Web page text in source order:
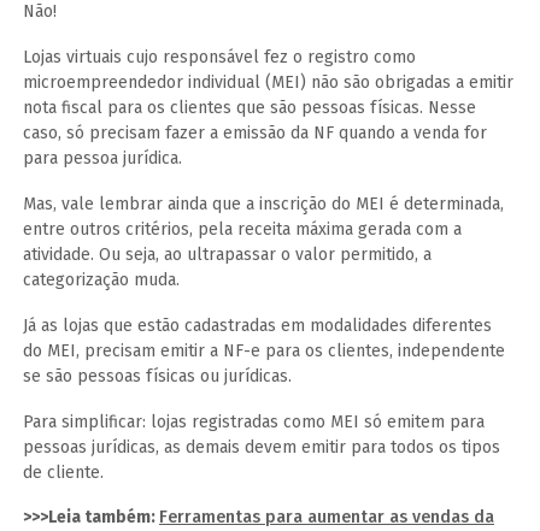
Não!
Lojas virtuais cujo responsável fez o registro como
microempreendedor individual (MEI) não são obrigadas a emitir
nota fiscal para os clientes que são pessoas físicas. Nesse
caso, só precisam fazer a emissão da NF quando a venda for
para pessoa jurídica.
Mas, vale lembrar ainda que a inscrição do MEI é determinada,
entre outros critérios, pela receita máxima gerada com a
atividade. Ou seja, ao ultrapassar o valor permitido, a
categorização muda.
Já as lojas que estão cadastradas em modalidades diferentes
do MEI, precisam emitir a NF-e para os clientes, independente
se são pessoas físicas ou jurídicas.
Para simplificar: lojas registradas como MEI só emitem para
pessoas jurídicas, as demais devem emitir para todos os tipos
de cliente.
>>>Leia também: Ferramentas para aumentar as vendas da